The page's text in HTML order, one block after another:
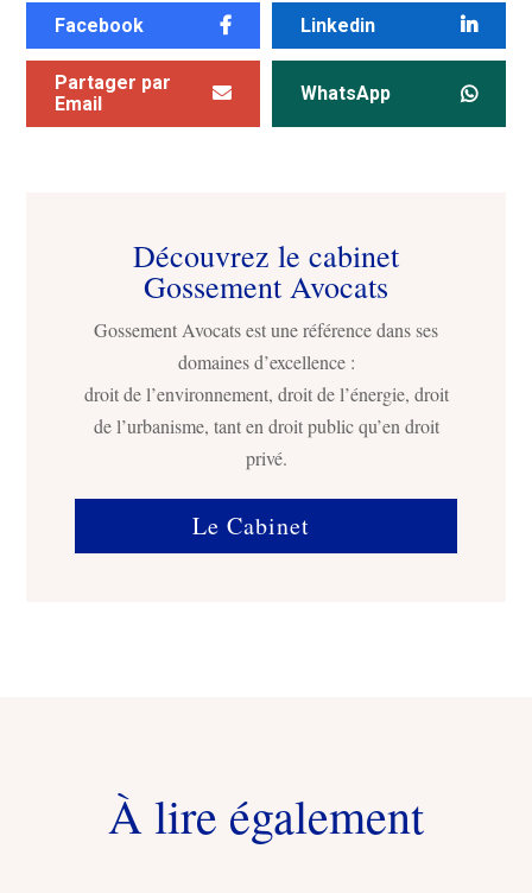
Facebook Linkedin
Partager par
Email
WhatsApp
Découvrez le cabinet
Gossement Avocats
Gossement Avocats est une référence dans ses
domaines d’excellence :
droit de l’environnement, droit de l’énergie, droit
de l’urbanisme, tant en droit public qu’en droit
privé.
Le Cabinet
À lire également